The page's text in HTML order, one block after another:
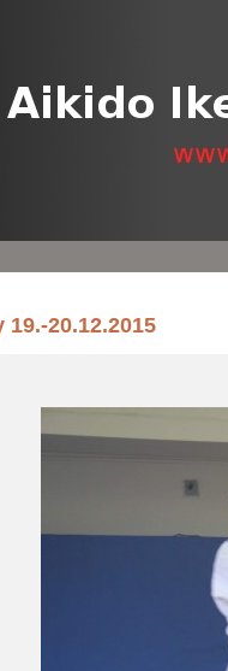
20.12.2015